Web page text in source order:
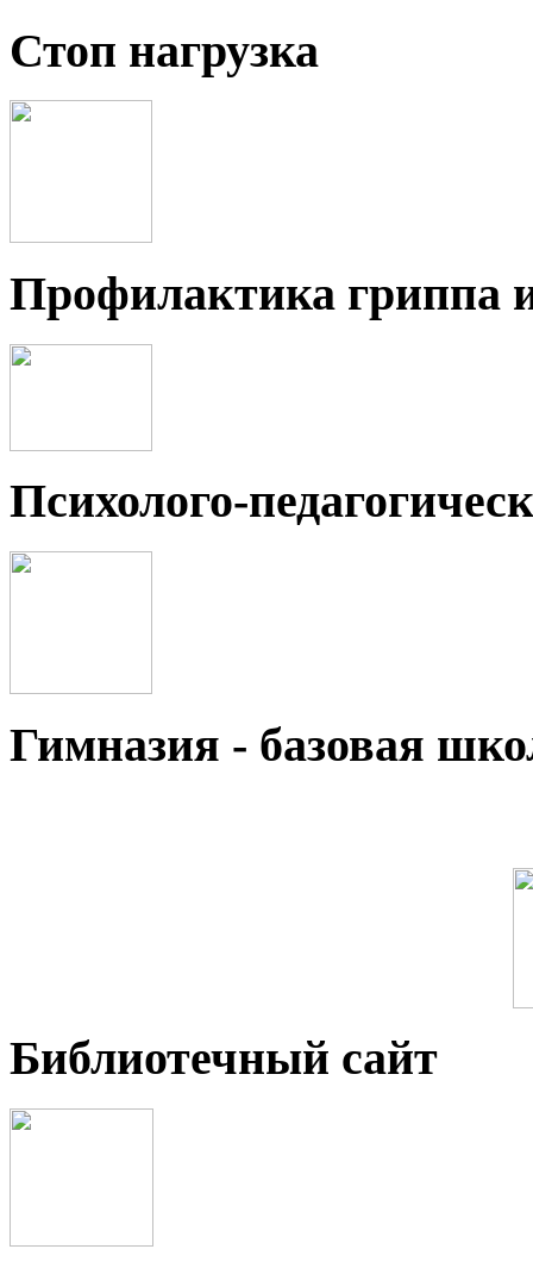
Стоп нагрузка
Профилактика
Психолого-
Гимназия - базовая
Библиотечный сайт